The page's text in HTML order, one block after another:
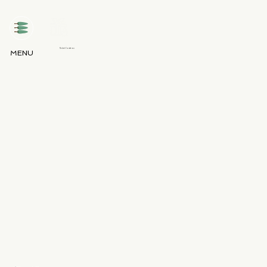
MENU
Ticket Cadeau